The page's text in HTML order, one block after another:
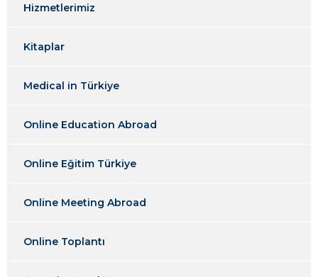
Hizmetlerimiz
Kitaplar
Medical in Türkiye
Online Education Abroad
Online Eğitim Türkiye
Online Meeting Abroad
Online Toplantı